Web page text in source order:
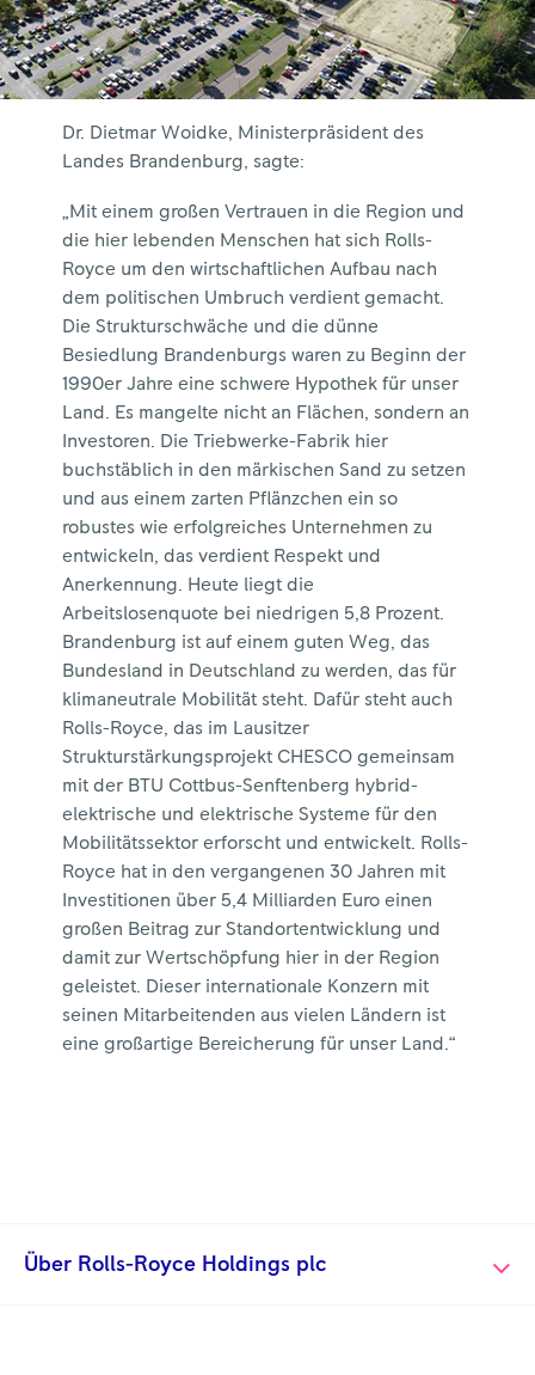
Dr. Dietmar Woidke, Ministerpräsident des
Landes Brandenburg, sagte:
„Mit einem großen Vertrauen in die Region und
die hier lebenden Menschen hat sich Rolls-
Royce um den wirtschaftlichen Aufbau nach
dem politischen Umbruch verdient gemacht.
Die Strukturschwäche und die dünne
Besiedlung Brandenburgs waren zu Beginn der
1990er Jahre eine schwere Hypothek für unser
Land. Es mangelte nicht an Flächen, sondern an
Investoren. Die Triebwerke-Fabrik hier
buchstäblich in den märkischen Sand zu setzen
und aus einem zarten Pflänzchen ein so
robustes wie erfolgreiches Unternehmen zu
entwickeln, das verdient Respekt und
Anerkennung. Heute liegt die
Arbeitslosenquote bei niedrigen 5,8 Prozent.
Brandenburg ist auf einem guten Weg, das
Bundesland in Deutschland zu werden, das für
klimaneutrale Mobilität steht. Dafür steht auch
Rolls-Royce, das im Lausitzer
Strukturstärkungsprojekt CHESCO gemeinsam
mit der BTU Cottbus-Senftenberg hybrid-
elektrische und elektrische Systeme für den
Mobilitätssektor erforscht und entwickelt. Rolls-
Royce hat in den vergangenen 30 Jahren mit
Investitionen über 5,4 Milliarden Euro einen
großen Beitrag zur Standortentwicklung und
damit zur Wertschöpfung hier in der Region
geleistet. Dieser internationale Konzern mit
seinen Mitarbeitenden aus vielen Ländern ist
eine großartige Bereicherung für unser Land.“
Über Rolls-Royce Holdings plc